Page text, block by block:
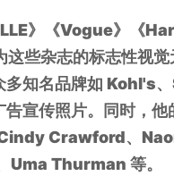
》《Vogue》《
些杂志的标志性视觉
多知名品牌如 Kohl's
宣传照片。同时，他
Crawford、
Thurman 等。